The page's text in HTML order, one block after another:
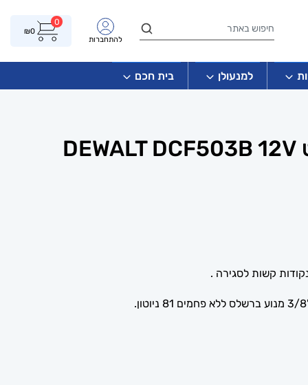
להתחברות
0
₪0
למנעולן בית חכם
רצ'ט נטען דיוולט DEWALT DCF503B 12V
קשות לסגירה .